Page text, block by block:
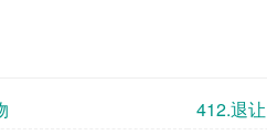
412.退让